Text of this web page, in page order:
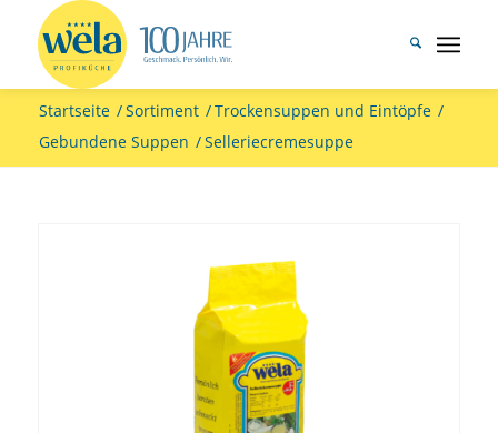
Startseite /Sortiment /Trockensuppen und Eintöpfe /
Gebundene Suppen /Selleriecremesuppe